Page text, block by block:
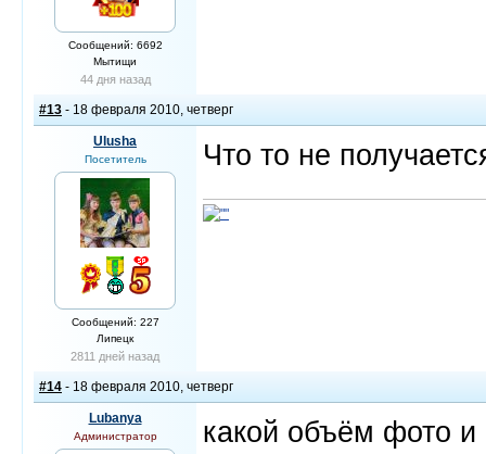
Сообщений: 6692
Мытищи
44 дня назад
#13 - 18 февраля 2010, четверг
Ulusha
Посетитель
Сообщений: 227
Липецк
2811 дней назад
Что то не
#14 - 18 февраля 2010, четверг
Lubanya
Администратор
какой объём фото и